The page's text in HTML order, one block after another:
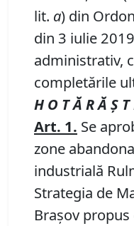
lit. a) din
din 3 iulie
administrativ,
completările
H O T Ă R Ă Ş T
Art. 1. Se
zone
industrială
Strategia de
Brașov